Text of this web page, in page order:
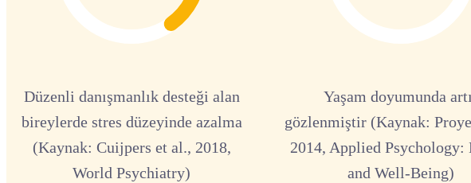
Düzenli danışmanlık desteği alan
bireylerde stres düzeyinde azalma
(Kaynak: Cuijpers et al., 2018,
World Psychiatry)
Yaşam doyumunda
gözlenmiştir (Kaynak:
2014, Applied Psychology:
and Well-Being)